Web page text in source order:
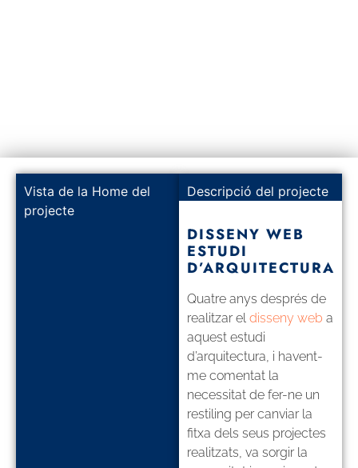
Vista de la Home del
projecte
Descripció del projecte
DISSENY WEB
ESTUDI
D’ARQUITECTURA
Quatre anys després de
realitzar el disseny web a
aquest estudi
d’arquitectura, i havent-
me comentat la
necessitat de fer-ne un
restiling per canviar la
fitxa dels seus projectes
realitzats, va sorgir la